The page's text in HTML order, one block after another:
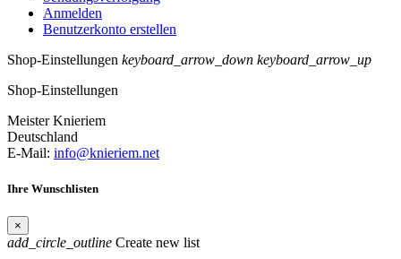
Anmelden
Benutzerkonto erstellen
Shop-Einstellungen keyboard_arrow_down keyboard_arrow_up
Shop-Einstellungen
Meister Knieriem
Deutschland
E-Mail: info@knieriem.net
Ihre Wunschlisten
×
add_circle_outline Create new list